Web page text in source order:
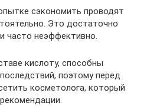
сэкономить проводят
Это достаточно
часто неэффективно.
кислоту, способны
поэтому перед
косметолога, который